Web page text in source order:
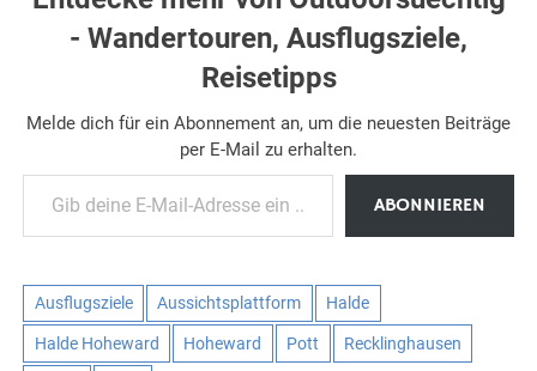
- Wandertouren, Ausflugsziele,
Reisetipps
Melde dich für ein Abonnement an, um die neuesten Beiträge
per E-Mail zu erhalten.
Gib deine E-Mail-Adresse ein ...
ABONNIEREN
Ausflugsziele Aussichtsplattform Halde
Halde Hoheward Hoheward Pott Recklinghausen